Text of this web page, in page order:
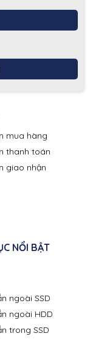
mua hàng
thanh toán
giao nhận
NỔI BẬT
ngoài SSD
ngoài HDD
trong SSD